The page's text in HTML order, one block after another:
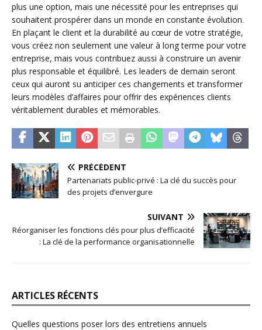
plus une option, mais une nécessité pour les entreprises qui
souhaitent prospérer dans un monde en constante évolution.
En plaçant le client et la durabilité au cœur de votre stratégie,
vous créez non seulement une valeur à long terme pour votre
entreprise, mais vous contribuez aussi à construire un avenir
plus responsable et équilibré. Les leaders de demain seront
ceux qui auront su anticiper ces changements et transformer
leurs modèles d’affaires pour offrir des expériences clients
véritablement durables et mémorables.
PRÉCÉDENT
Partenariats public-privé : La clé du succès pour
des projets d’envergure
SUIVANT
Réorganiser les fonctions clés pour plus d’efficacité
: La clé de la performance organisationnelle
ARTICLES RÉCENTS
Quelles questions poser lors des entretiens annuels